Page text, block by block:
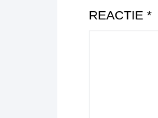
REACTIE *